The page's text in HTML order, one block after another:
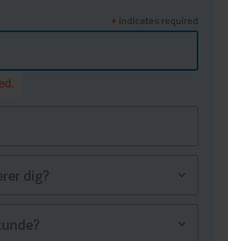
* indicates required